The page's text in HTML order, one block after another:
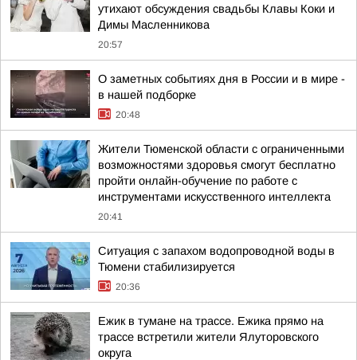
утихают обсуждения свадьбы Клавы Коки и
Димы Масленникова
20:57
О заметных событиях дня в России и в мире -
в нашей подборке
20:48
Жители Тюменской области с ограниченными
возможностями здоровья смогут бесплатно
пройти онлайн-обучение по работе с
инструментами искусственного интеллекта
20:41
Ситуация с запахом водопроводной воды в
Тюмени стабилизируется
20:36
Ежик в тумане на трассе. Ежика прямо на
трассе встретили жители Ялуторовского
округа